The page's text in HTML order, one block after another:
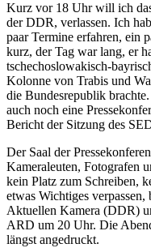
Kurz vor 18 Uhr will ich
der DDR, verlassen. Ich
paar Termine erfahren, ein
kurz, der Tag war lang, er
tschechoslowakisch-
Kolonne von Trabis und
die Bundesrepublik
auch noch eine
Bericht der Sitzung des
Der Saal der
Kameraleuten, Fotografen
kein Platz zum Schreiben,
etwas Wichtiges
Aktuellen Kamera (DDR)
ARD um 20 Uhr. Die
längst angedruckt.